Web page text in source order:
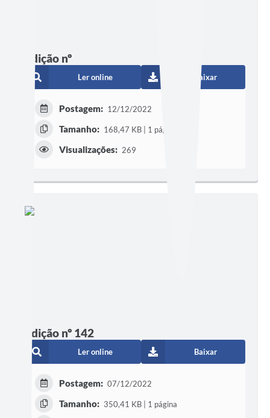
Edição nº
Ler online Baixar
Postagem: 12/12/2022
Tamanho: 168,47 KB | 1 página
Visualizações: 269
Edição nº 142
Ler online Baixar
Postagem: 07/12/2022
Tamanho: 350,41 KB | 1 página